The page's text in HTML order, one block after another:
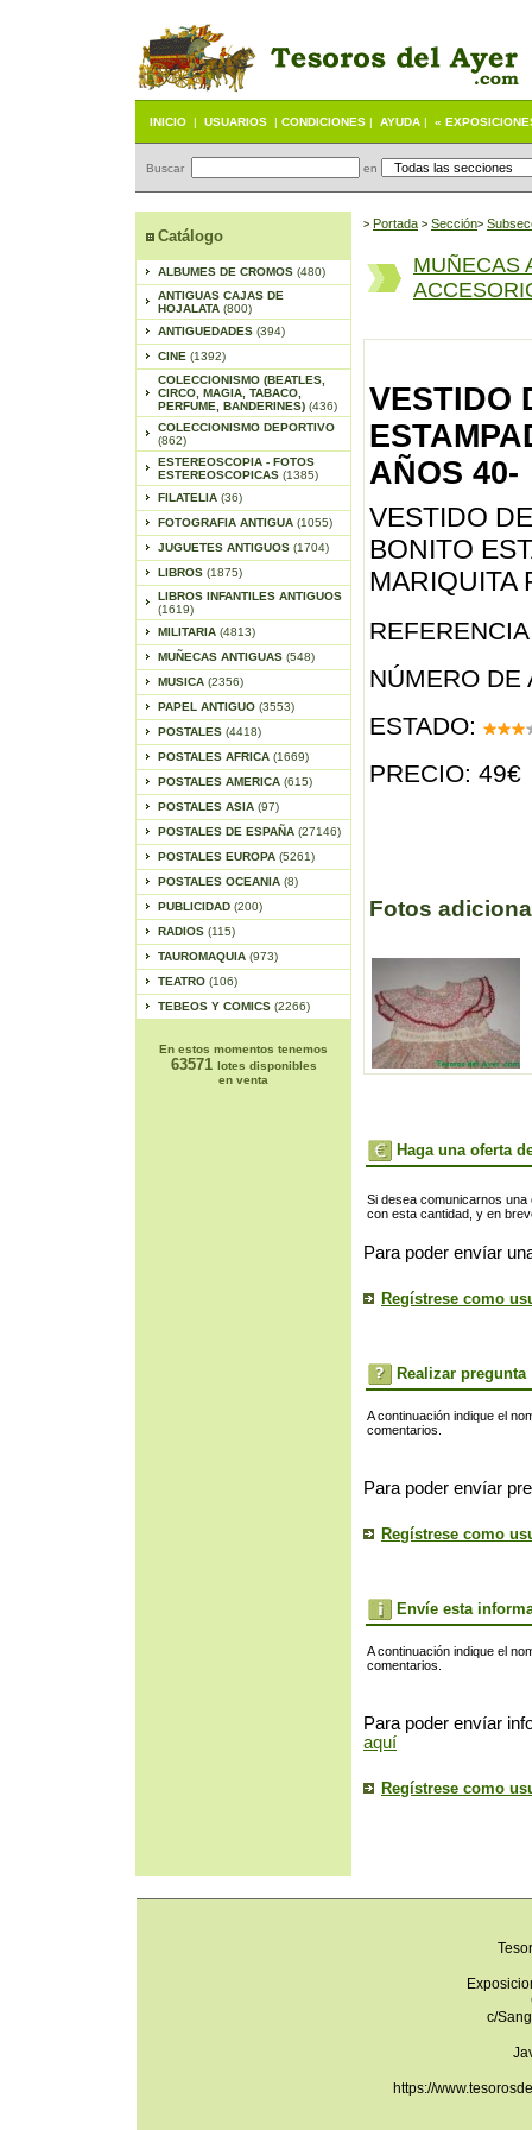
INICIO | USUARIOS | CONDICIONES | AYUDA | «
Buscar en
Catálogo
ALBUMES DE CROMOS (480)
ANTIGUAS CAJAS DE
HOJALATA (800)
ANTIGUEDADES (394)
CINE (1392)
COLECCIONISMO (BEATLES,
CIRCO, MAGIA, TABACO,
PERFUME, BANDERINES) (436)
COLECCIONISMO DEPORTIVO
(862)
ESTEREOSCOPIA - FOTOS
ESTEREOSCOPICAS (1385)
FILATELIA (36)
FOTOGRAFIA ANTIGUA (1055)
JUGUETES ANTIGUOS (1704)
LIBROS (1875)
LIBROS INFANTILES ANTIGUOS
(1619)
MILITARIA (4813)
MUÑECAS ANTIGUAS (548)
MUSICA (2356)
PAPEL ANTIGUO (3553)
POSTALES (4418)
POSTALES AFRICA (1669)
POSTALES AMERICA (615)
POSTALES ASIA (97)
POSTALES DE ESPAÑA (27146)
POSTALES EUROPA (5261)
POSTALES OCEANIA (8)
PUBLICIDAD (200)
RADIOS (115)
TAUROMAQUIA (973)
TEATRO (106)
TEBEOS Y COMICS (2266)
En estos momentos tenemos
63571 lotes disponibles
en venta
> Portada > Sección>
MUÑECAS
VESTIDO
AÑOS 40-
VESTIDO
BONITO
MARIQUITA
NÚMERO DE
ESTADO:
PRECIO: 49€
Fotos
Haga una oferta
Si desea comunicarnos
con esta cantidad, y en
Para poder envíar
Regístrese como
Realizar pregunta
A continuación indique el
comentarios.
Para poder envíar
Regístrese como
Envíe esta
A continuación indique el
comentarios.
Para poder envíar
aquí
Regístrese como
c/
https://